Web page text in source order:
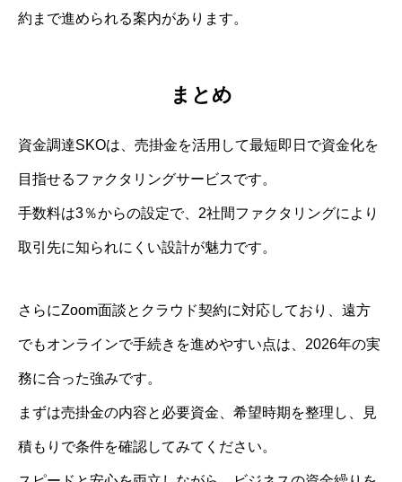
約まで進められる案内があります。
まとめ
資金調達SKOは、売掛金を活用して最短即日で資金化を
目指せるファクタリングサービスです。
手数料は3％からの設定で、2社間ファクタリングにより
取引先に知られにくい設計が魅力です。
さらにZoom面談とクラウド契約に対応しており、遠方
でもオンラインで手続きを進めやすい点は、2026年の実
務に合った強みです。
まずは売掛金の内容と必要資金、希望時期を整理し、見
積もりで条件を確認してみてください。